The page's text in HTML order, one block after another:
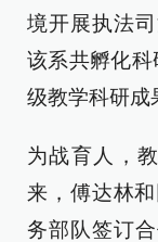
境开展执法
该系共孵化科
级教学科研成
为战育人，
来，傅达林
务部队签订